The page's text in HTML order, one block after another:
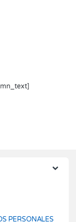
PERSONALES